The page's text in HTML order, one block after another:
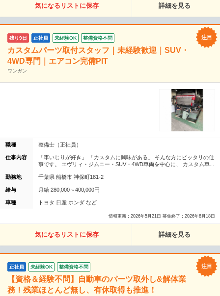
気になるリストに保存 詳細を見る
残り9日 正社員 未経験OK 整備資格不問
カスタムパーツ取付スタッフ｜未経験歓迎｜SUV・
4WD専門｜エアコン完備PIT
ワンガン
職種 整備士（正社員）
仕事内容
「車いじりが好き」 「カスタムに興味がある」 そんな方にピッタリの仕
事です。 エヴリィ・ジムニー・SUV・4WD車両を中心に、 カスタム車...
勤務地 千葉県 船橋市 神保町181-2
給与 月給 280,000～400,000円
車種 トヨタ 日産 ホンダ など
情報更新：2026年5月21日 募集終了：2026年8月18日
気になるリストに保存 詳細を見る
正社員 未経験OK 整備資格不問
【資格＆経験不問】自動車のパーツ取外し&解体業
務！残業ほとんど無し、有休取得も推進！